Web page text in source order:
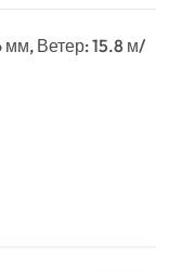
мм, Ветер: 15.8 м/